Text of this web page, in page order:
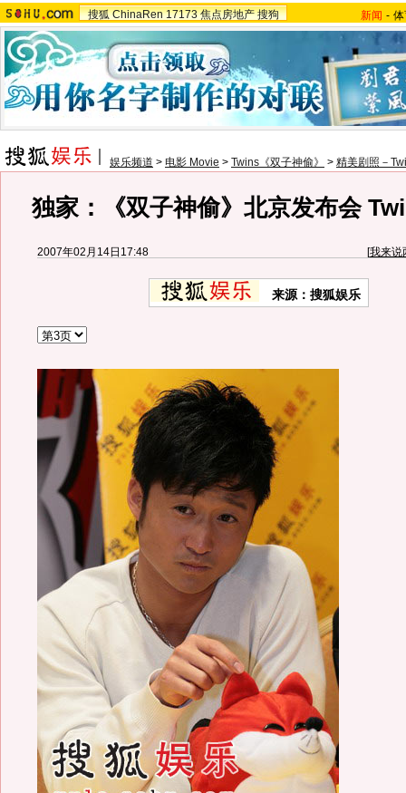
搜狐 ChinaRen 17173 焦点房地产 搜狗 新闻 -
娱乐频道 > 电影 Movie > Twins《双子神偷》 > 精美剧照－
独家：《双子神偷》北京发布会
2007年02月14日17:48 [我来说
来源：搜狐娱乐